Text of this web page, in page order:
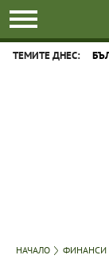
ТЕМИТЕ ДНЕС:
НАЧАЛО ФИНАНСИ